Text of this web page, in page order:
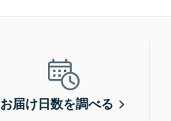
お届け日数を調べる